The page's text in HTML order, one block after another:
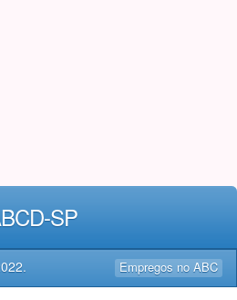
SP
Empregos no ABC
.